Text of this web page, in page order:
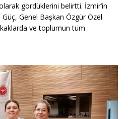
gördüklerini belirtti. İzmir’in
Genel Başkan Özgür Özel
ve toplumun tüm